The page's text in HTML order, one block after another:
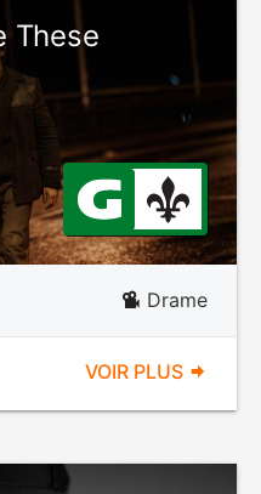
These
Drame
VOIR PLUS